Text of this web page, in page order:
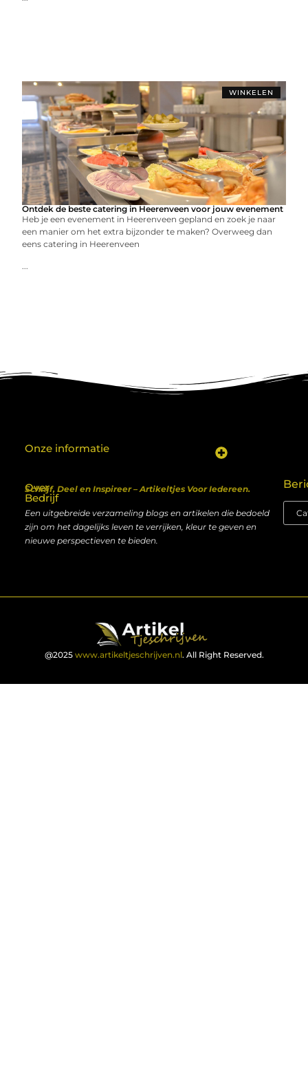
WINKELEN
Ontdek de beste catering in Heerenveen voor jouw evenement
Heb je een evenement in Heerenveen gepland en zoek je naar
een manier om het extra bijzonder te maken? Overweeg dan
eens catering in Heerenveen
...
Over
Bedrijf
Schrijf, Deel en Inspireer – Artikeltjes Voor Iedereen.
Een uitgebreide verzameling blogs en artikelen die bedoeld
zijn om het dagelijks leven te verrijken, kleur te geven en
nieuwe perspectieven te bieden.
Onze informatie
@2025 www.artikeltjeschrijven.nl. All Right Reserved.